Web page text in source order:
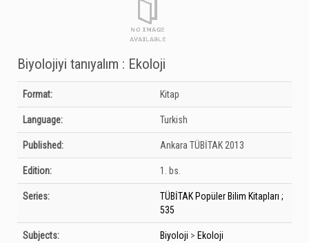
Biyolojiyi tanıyalım : Ekoloji
Bibliographic Details
Format: Kitap
Language: Turkish
Published: Ankara TÜBİTAK 2013
Edition: 1. bs.
Series:
TÜBİTAK Popüler Bilim Kitapları ;
535
Subjects: Biyoloji > Ekoloji